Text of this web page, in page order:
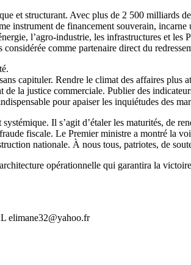
et structurant. Avec plus de 2 500 milliards
instrument de financement souverain,
l’agro-industrie, les infrastructures et
comme partenaire direct du
capituler. Rendre le climat des affaires plus
la justice commerciale. Publier des
pour apaiser les inquiétudes des
Il s’agit d’étaler les maturités, de
fiscale. Le Premier ministre a montré la
nationale. À nous tous, patriotes, de
opérationnelle qui garantira la
elimane32@yahoo.fr